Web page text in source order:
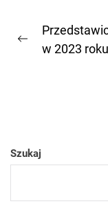
wpisu
Previous
w 2023 roku
Szukaj